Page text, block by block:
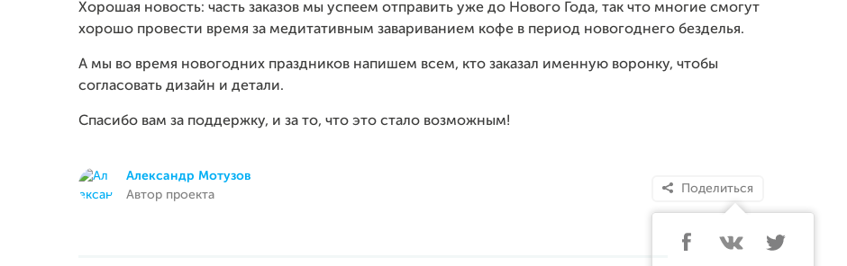
Хорошая новость: часть заказов мы успеем отправить уже до Нового Года, так что многие смогут
хорошо провести время за медитативным завариванием кофе в период новогоднего безделья.
А мы во время новогодних праздников напишем всем, кто заказал именную воронку, чтобы
согласовать дизайн и детали.
Спасибо вам за поддержку, и за то, что это стало возможным!
Александр Мотузов
Автор проекта
Поделиться